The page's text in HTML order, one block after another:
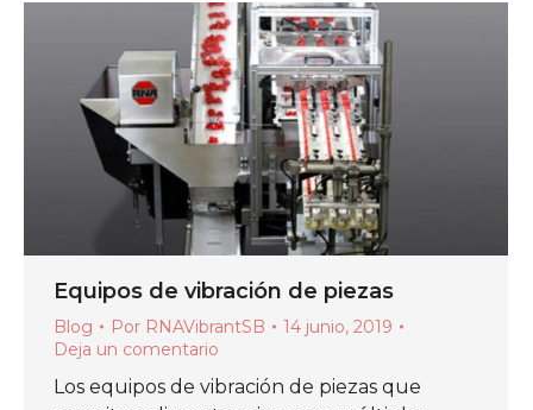
Equipos de vibración de piezas
Blog Por RNAVibrantSB
14 junio, 2019
Deja un comentario
Los equipos de vibración de piezas que